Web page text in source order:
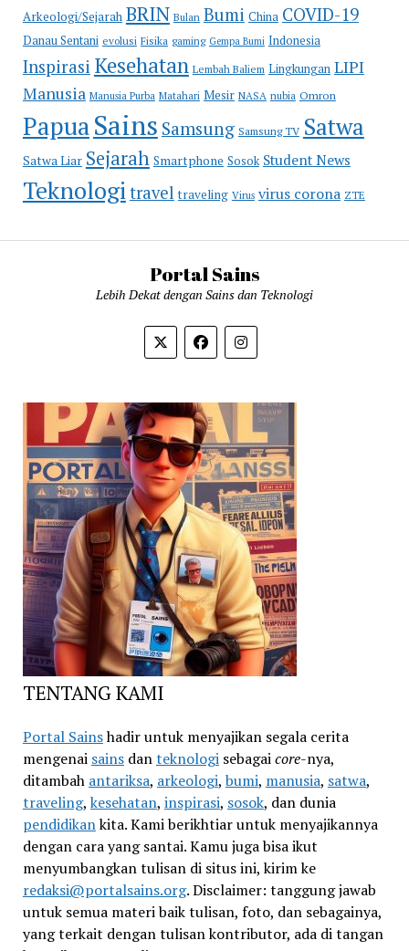
Arkeologi/Sejarah BRIN Bulan Bumi China COVID-19
Danau Sentani evolusi Fisika gaming Gempa Bumi Indonesia
Inspirasi Kesehatan Lembah Baliem Lingkungan LIPI
Manusia Manusia Purba Matahari Mesir NASA nubia Omron
PapuaSains Samsung Samsung TV Satwa
Satwa Liar Sejarah Smartphone Sosok Student News
Teknologitravel traveling Virus virus corona ZTE
Portal Sains
Lebih Dekat dengan Sains dan Teknologi
TENTANG KAMI
Portal Sainshadir untuk menyajikan segala cerita
mengenai sainsdanteknologisebagaicore-nya,
ditambah antariksa, arkeologi, bumi, manusia, satwa,
traveling, kesehatan, inspirasi, sosok, dan dunia
pendidikankita. Kami berikhtiar untuk menyajikannya
dengan cara yang santai. Kamu juga bisa ikut
menyumbangkan tulisan di situs ini, kirim ke
redaksi@portalsains.org. Disclaimer: tanggung jawab
untuk semua materi baik tulisan, foto, dan sebagainya,
yang terkait dengan tulisan kontributor, ada di tangan